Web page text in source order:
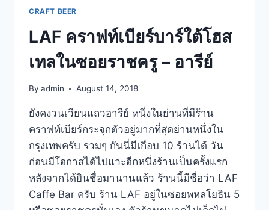
CRAFT BEER
LAF คราฟท์เบียร์บาร์ใต้โฮส
เทลในซอยราชครู – อารีย์
By admin August 14, 2018
ยังคงวนเวียนแถวอารีย์ หนึ่งในย่านที่มีร้าน
คราฟท์เบียร์กระจุกตัวอยู่มากที่สุดย่านหนึ่งใน
กรุงเทพครับ รวมๆ กันนี่มีเกือบ 10 ร้านได้ วัน
ก่อนมีโอกาสได้ไปแวะอีกหนึ่งร้านเป็นครั้งแรก
หลังจากได้ยินชื่อมานานแล้ว ร้านนี้มีชื่อว่า LAF
Caffe Bar ครับ ร้าน LAF อยู่ในซอยพหลโยธิน 5